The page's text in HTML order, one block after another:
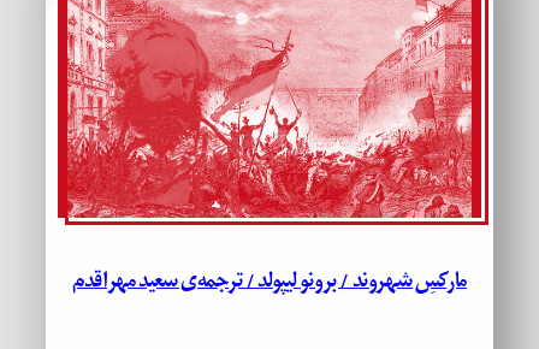
مارکسِ شهروند / برونو لیپولد / ترجمه‌ی سعید مهراقدم